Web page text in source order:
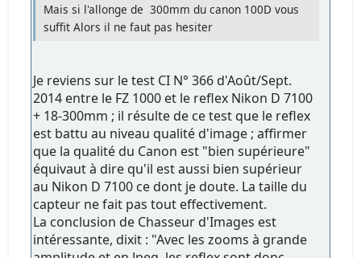
Mais si l'allonge de 300mm du canon 100D vous
suffit Alors il ne faut pas hesiter
Je reviens sur le test CI N° 366 d'Août/Sept.
2014 entre le FZ 1000 et le reflex Nikon D 7100
+ 18-300mm ; il résulte de ce test que le reflex
est battu au niveau qualité d'image ; affirmer
que la qualité du Canon est "bien supérieure"
équivaut à dire qu'il est aussi bien supérieur
au Nikon D 7100 ce dont je doute. La taille du
capteur ne fait pas tout effectivement.
La conclusion de Chasseur d'Images est
intéressante, dixit : "Avec les zooms à grande